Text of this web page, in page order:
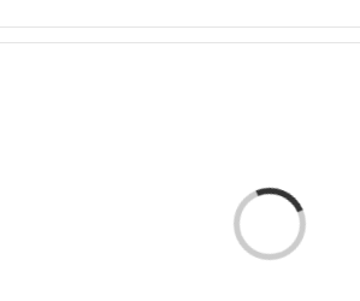
Loading...